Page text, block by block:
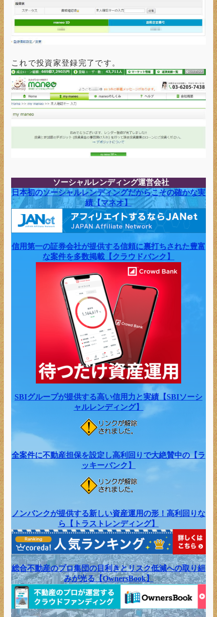
これで投資家登録完了です。
ソーシャルレンディング運営会社
日本初のソーシャルレンディングだからこその確かな実
績【マネオ】
信用第一の証券会社が提供する信頼に裏打ちされた豊富
な案件を多数掲載【クラウドバンク】
SBIグループが提供する高い信用力と実績【SBIソーシ
ャルレンディング】
全案件に不動産担保を設定し高利回りで大絶賛中の【ラ
ッキーバンク】
ノンバンクが提供する新しい資産運用の形！高利回りな
ら【トラストレンディング】
総合不動産のプロ集団の目利きとリスク低減への取り組
みが光る【OwnersBook】